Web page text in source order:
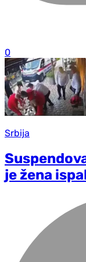
0
Srbija
je žena